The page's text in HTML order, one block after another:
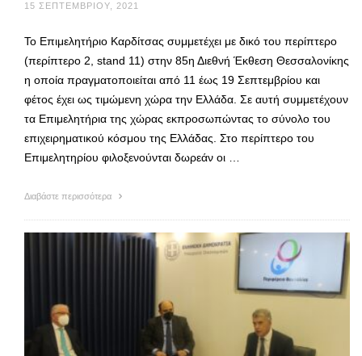
15 ΣΕΠΤΕΜΒΡΊΟΥ, 2021
Το Επιμελητήριο Καρδίτσας συμμετέχει με δικό του περίπτερο
(περίπτερο 2, stand 11) στην 85η Διεθνή Έκθεση Θεσσαλονίκης
η οποία πραγματοποιείται από 11 έως 19 Σεπτεμβρίου και
φέτος έχει ως τιμώμενη χώρα την Ελλάδα. Σε αυτή συμμετέχουν
τα Επιμελητήρια της χώρας εκπροσωπώντας το σύνολο του
επιχειρηματικού κόσμου της Ελλάδας. Στο περίπτερο του
Επιμελητηρίου φιλοξενούνται δωρεάν οι …
Διαβάστε περισσότερα